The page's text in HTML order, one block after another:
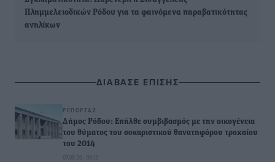
Πλημμελειοδικών Ρόδου για τα φαινόμενα παραβατικότητας
ανηλίκων
ΔΙΑΒΑΣΕ ΕΠΙΣΗΣ
ΡΕΠΟΡΤΆΖ
Δήμος Ρόδου: Επήλθε συμβιβασμός με την οικογένεια
του θύματος του σοκαριστικού θανατηφόρου τροχαίου
του 2014
07.08.26 · 08:12